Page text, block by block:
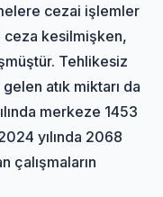
cezai işlemler
ceza kesilmişken,
Tehlikesiz
atık miktarı da
merkeze 1453
yılında 2068
çalışmaların